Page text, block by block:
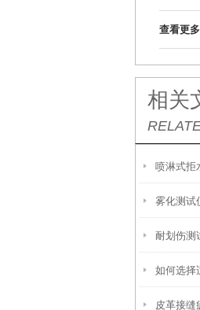
查看更多
相关
喷淋式拒
应用指南
雾化测试
耐划伤测
如何选择
仪？
皮革接缝